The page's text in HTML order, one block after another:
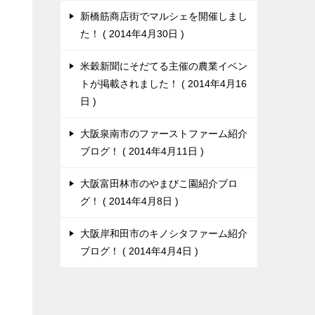
新橋筋商店街でマルシェを開催しまし
た！
2014年4月30日
米穀新聞にそだてる主催の農業イベン
トが掲載されました！
2014年4月16
日
大阪泉南市のファーストファーム紹介
ブログ！
2014年4月11日
大阪富田林市のやまびこ園紹介ブロ
グ！
2014年4月8日
大阪岸和田市のキノシタファーム紹介
ブログ！
2014年4月4日